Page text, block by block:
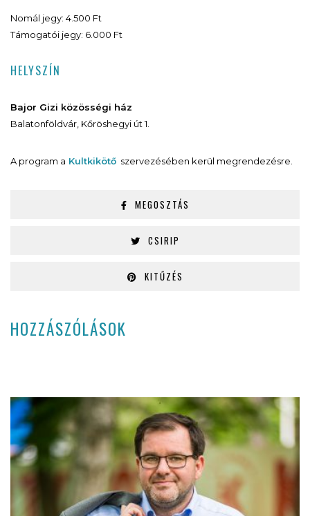
Nomál jegy: 4.500 Ft
Támogatói jegy: 6.000 Ft
HELYSZÍN
Bajor Gizi közösségi ház
Balatonföldvár, Kőröshegyi út 1.
A program a Kultkikötő szervezésében kerül megrendezésre.
MEGOSZTÁS
CSIRIP
KITŰZÉS
HOZZÁSZÓLÁSOK